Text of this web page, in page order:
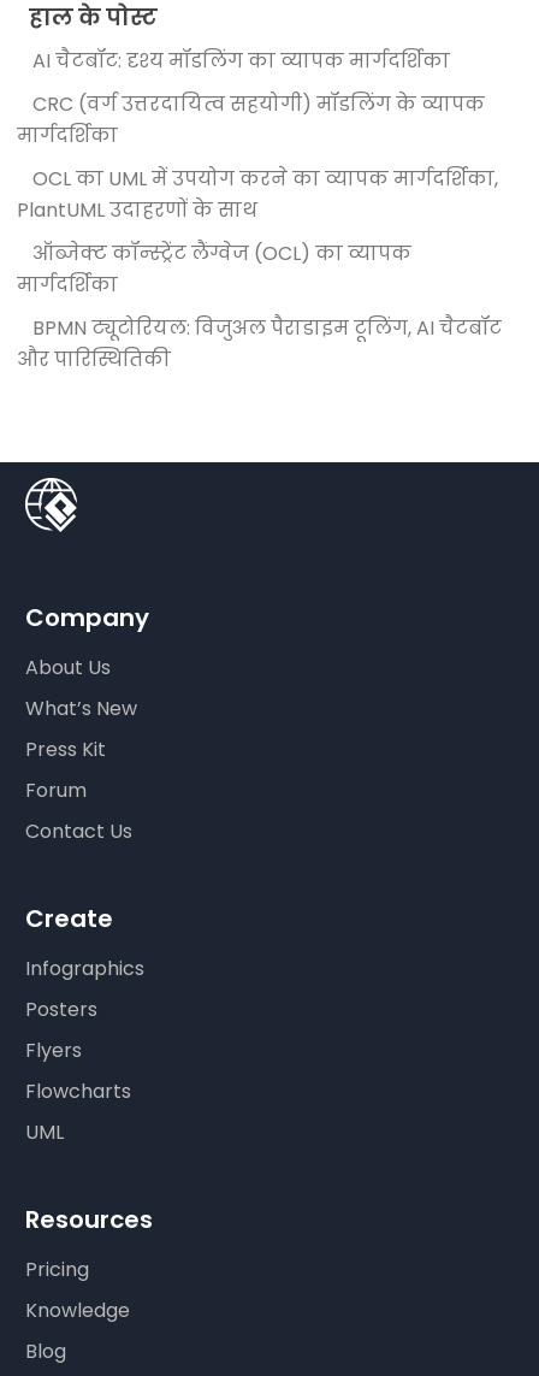
हाल के पोस्ट
AI चैटबॉट: दृश्य मॉडलिंग का व्यापक मार्गदर्शिका
CRC (वर्ग उत्तरदायित्व सहयोगी) मॉडलिंग के व्यापक
मार्गदर्शिका
OCL का UML में उपयोग करने का व्यापक मार्गदर्शिका,
PlantUML उदाहरणों के साथ
ऑब्जेक्ट कॉन्स्ट्रेंट लैंग्वेज (OCL) का व्यापक
मार्गदर्शिका
BPMN ट्यूटोरियल: विजुअल पैराडाइम टूलिंग, AI चैटबॉट
और पारिस्थितिकी
Company
About Us
What’s New
Press Kit
Forum
Contact Us
Create
Infographics
Posters
Flyers
Flowcharts
UML
Resources
Pricing
Knowledge
Blog